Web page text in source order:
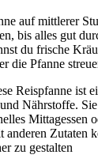
auf mittlerer
bis alles gut
du frische
die Pfanne
Reispfanne ist
Nährstoffe.
Mittagessen
anderen Zutaten
zu gestalten